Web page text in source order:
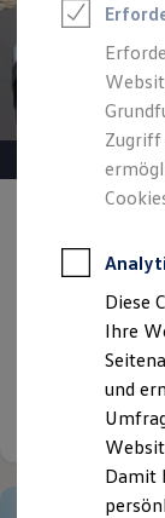
Anpfiff
Heiß
Ihr
Details
Zugriff
Diese
Ihre
und
Damit